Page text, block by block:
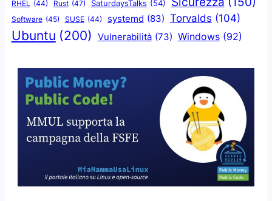
RHEL (44) Rust (47) SaturdaysTalks (54)
Software (45) SUSE (44) systemd (83) Torvalds (104)
Ubuntu (200) Vulnerabilità (73) Windows (92)